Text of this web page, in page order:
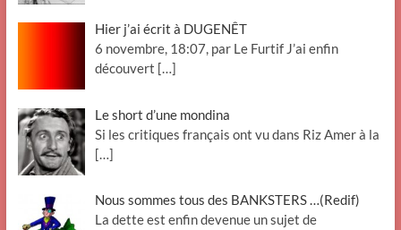
Hier j’ai écrit à DUGENÊT
6 novembre, 18:07, par Le Furtif J’ai enfin
découvert […]
Le short d’une mondina
Si les critiques français ont vu dans Riz Amer à la
[…]
Nous sommes tous des BANKSTERS …(Redif)
La dette est enfin devenue un sujet de